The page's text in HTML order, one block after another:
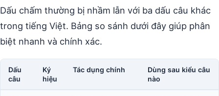
Dấu chấm thường bị nhầm lẫn với ba dấu câu khác
trong tiếng Việt. Bảng so sánh dưới đây giúp phân
biệt nhanh và chính xác.
Dấu
câu
Ký
hiệu
Tác dụng chính
Dùng sau kiểu câu
nào